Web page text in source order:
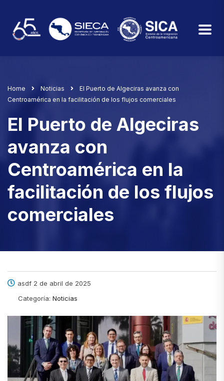
Home Noticias
El Puerto de Algeciras avanza con
Centroamérica en la facilitación de los flujos comerciales
El Puerto de Algeciras
avanza con
Centroamérica en la
facilitación de los flujos
comerciales
asdf 2 de abril de 2025
Categoría: Noticias